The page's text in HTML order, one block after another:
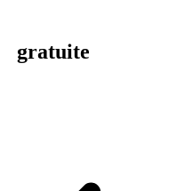
gratuite